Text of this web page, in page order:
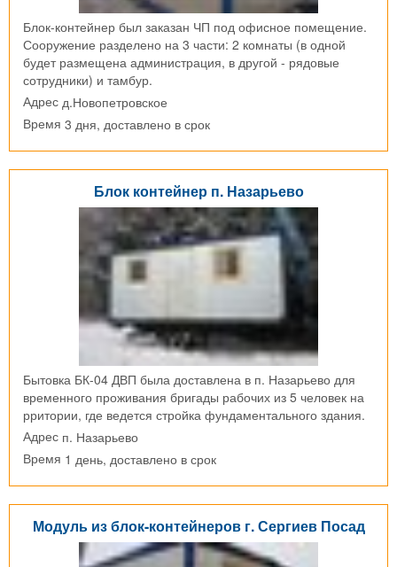
Блок-контейнер был заказан ЧП под офисное помещение.
Сооружение разделено на 3 части: 2 комнаты (в одной
будет размещена администрация, в другой - рядовые
сотрудники) и тамбур.
Адрес д.Новопетровское
Время 3 дня, доставлено в срок
Блок контейнер п. Назарьево
Бытовка БК-04 ДВП была доставлена в п. Назарьево для
временного проживания бригады рабочих из 5 человек на
рритории, где ведется стройка фундаментального здания.
Адрес п. Назарьево
Время 1 день, доставлено в срок
Модуль из блок-контейнеров г. Сергиев Посад